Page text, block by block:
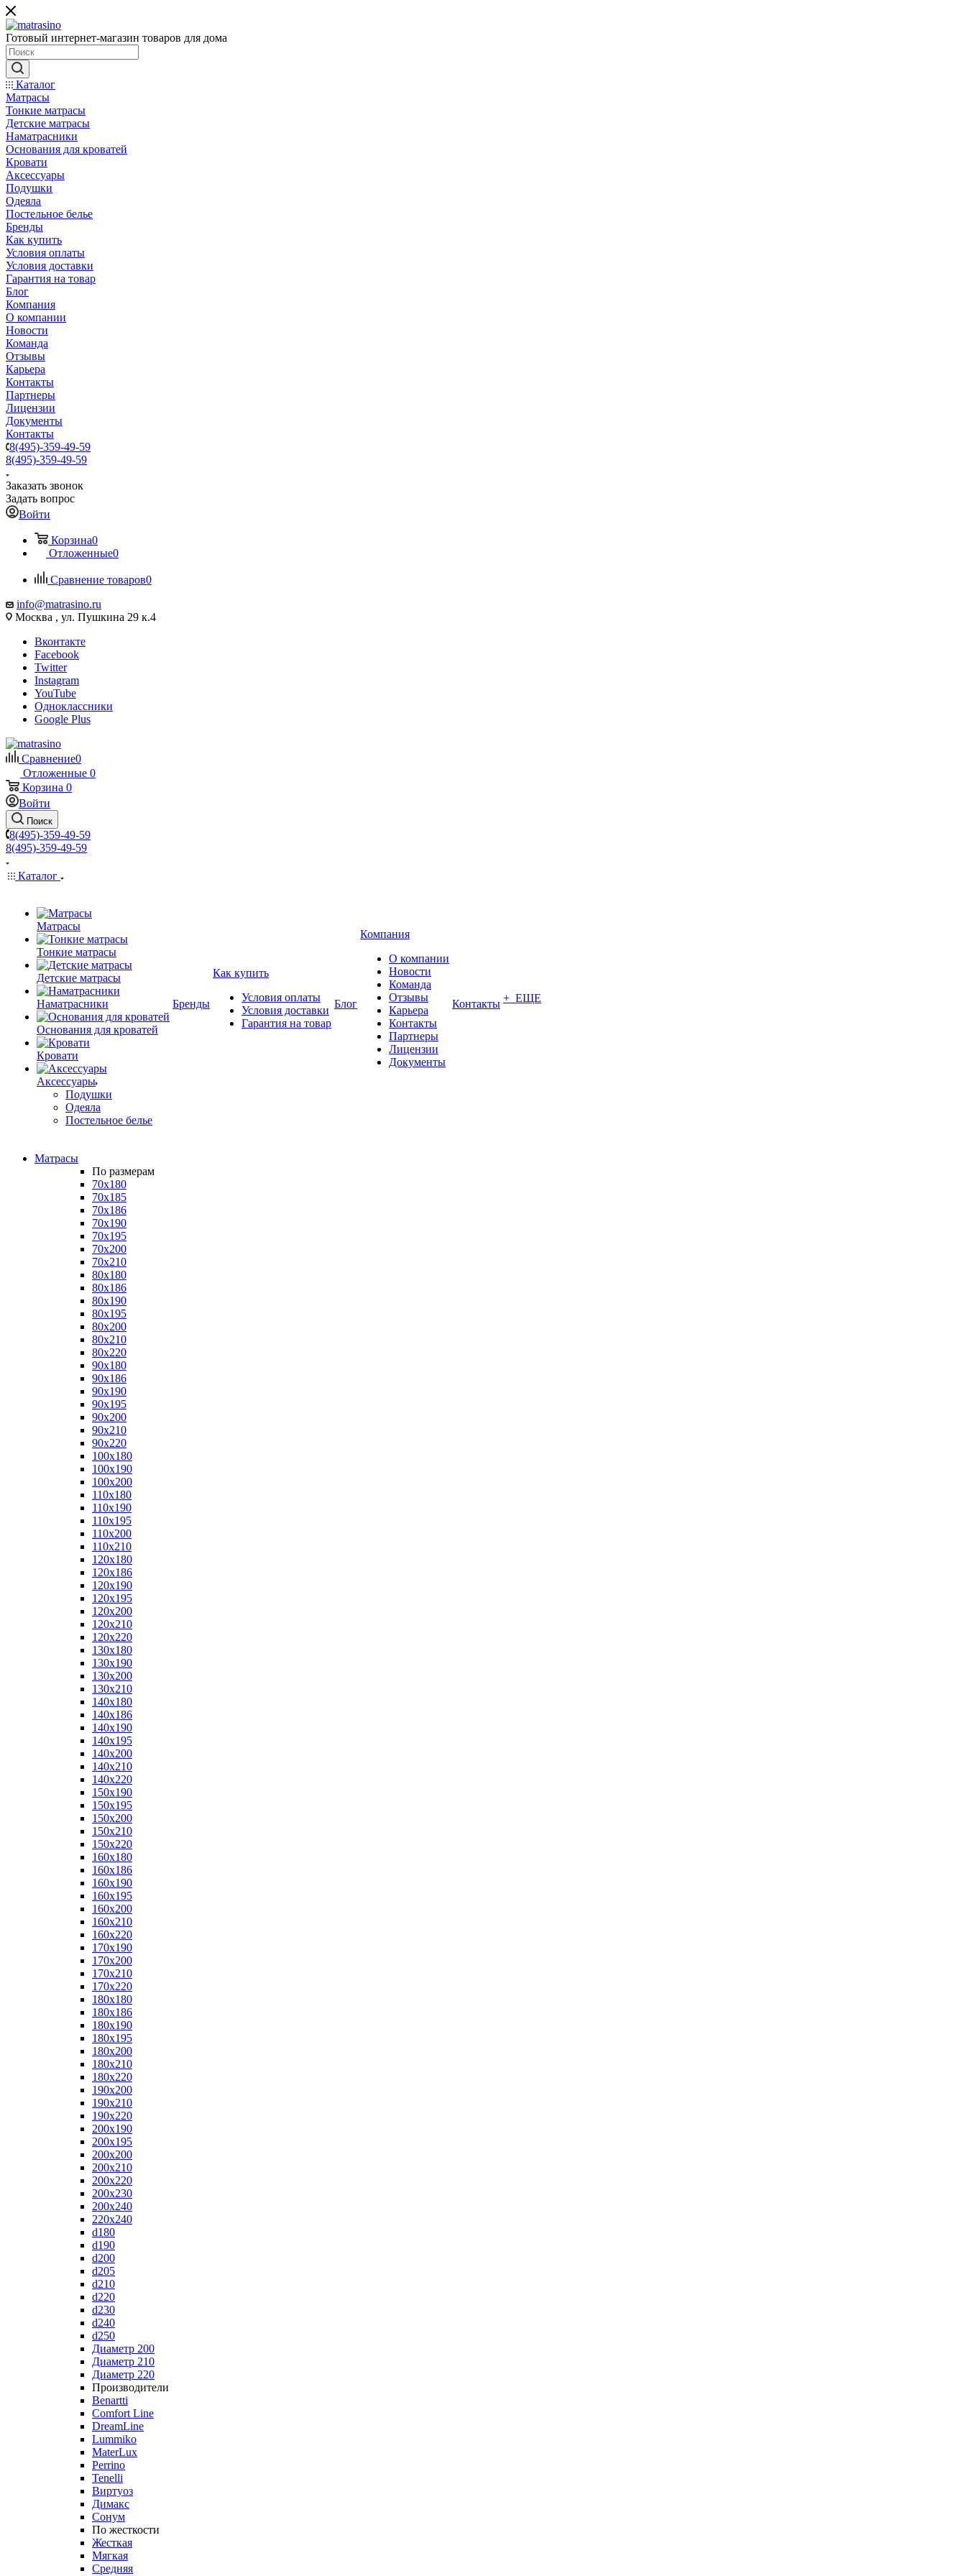
Готовый интернет-магазин товаров для дома
Каталог
Матрасы
Тонкие матрасы
Детские матрасы
Наматрасники
Основания для кроватей
Кровати
Аксессуары
Подушки
Одеяла
Постельное белье
Бренды
Как купить
Условия оплаты
Условия доставки
Гарантия на товар
Блог
Компания
О компании
Новости
Команда
Отзывы
Карьера
Контакты
Партнеры
Лицензии
Документы
Контакты
8(495)-359-49-59
8(495)-359-49-59
Заказать звонок
Задать вопрос
Войти
Корзина0
Отложенные0
Сравнение товаров0
info@matrasino.ru
Москва , ул. Пушкина 29 к.4
Вконтакте
Facebook
Twitter
Instagram
YouTube
Одноклассники
Google Plus
Сравнение0
Отложенные 0
Корзина 0
Войти
Поиск
8(495)-359-49-59
8(495)-359-49-59
Каталог
Матрасы
Тонкие матрасы
Детские матрасы
Наматрасники
Основания для кроватей
Кровати
Аксессуары
Подушки
Одеяла
Постельное белье
Бренды
Как купить
Условия оплаты
Условия доставки
Гарантия на товар
Блог
Компания
О компании
Новости
Команда
Отзывы
Карьера
Контакты
Партнеры
Лицензии
Документы
Контакты + ЕЩЕ
Матрасы
По размерам
70x180
70x185
70x186
70x190
70x195
70x200
70x210
80x180
80x186
80x190
80x195
80x200
80x210
80x220
90x180
90x186
90x190
90x195
90x200
90x210
90x220
100x180
100x190
100x200
110x180
110x190
110x195
110x200
110x210
120x180
120x186
120x190
120x195
120x200
120x210
120x220
130x180
130x190
130x200
130x210
140x180
140x186
140x190
140x195
140x200
140x210
140x220
150x190
150x195
150x200
150x210
150x220
160x180
160x186
160x190
160x195
160x200
160x210
160x220
170x190
170x200
170x210
170x220
180x180
180x186
180x190
180x195
180x200
180x210
180x220
190x200
190x210
190x220
200x190
200x195
200x200
200x210
200x220
200x230
200x240
220x240
d180
d190
d200
d205
d210
d220
d230
d240
d250
Диаметр 200
Диаметр 210
Диаметр 220
Производители
Benartti
Comfort Line
DreamLine
Lummiko
MaterLux
Perrino
Tenelli
Виртуоз
Димакс
Сонум
По жесткости
Жесткая
Мягкая
Средняя